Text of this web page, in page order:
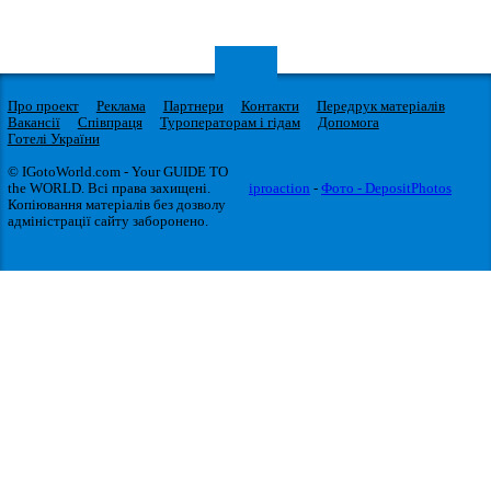
Про проект Реклама Партнери Контакти
Передрук матеріалів
Вакансії
Співпраця Туроператорам і гідам
Допомога
Готелі України
© IGotoWorld.com - Your GUIDE TO
the WORLD. Всі права захищені.
Копіювання матеріалів без дозволу
адміністрації сайту заборонено.
iproaction - Фото - DepositPhotos